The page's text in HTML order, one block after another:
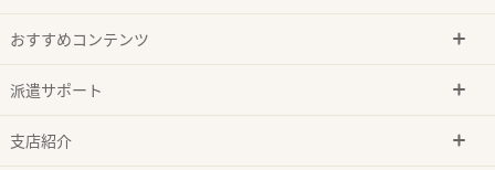
おすすめコンテンツ
派遣サポート
支店紹介